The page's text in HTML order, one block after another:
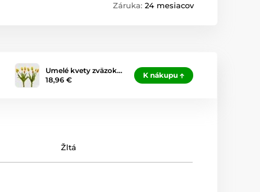
Záruka: 24 mesiacov
Umelé kvety zväzok…
18,96 €
K nákupu
Žltá